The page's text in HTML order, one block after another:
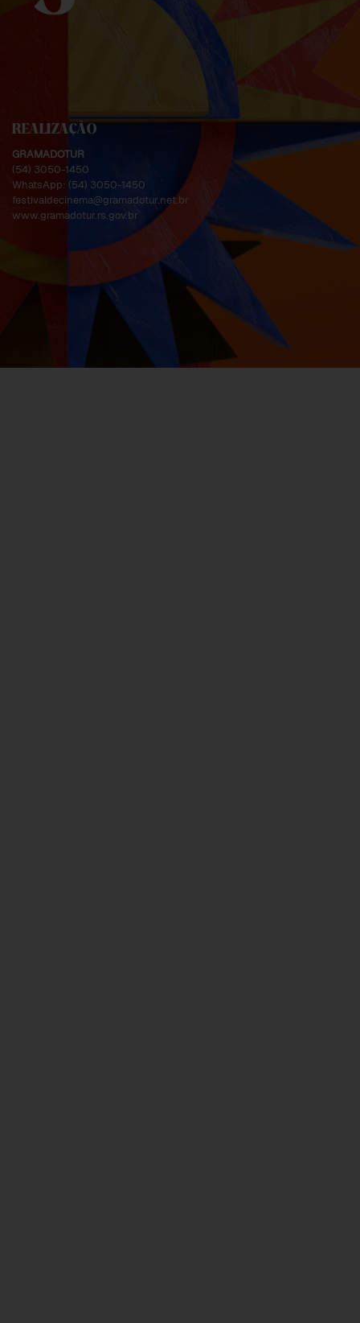
REALIZAÇÃO
GRAMADOTUR
(54) 3050-1450
WhatsApp: (54) 3050-1450
festivaldecinema@gramadotur.net.br
www.gramadotur.rs.gov.br